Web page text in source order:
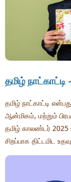
தமிழ்
தமிழ் நாட்காட்டி
ஆன்மிகம், மற்றும்
தமிழ் காலண்டர்
சிறப்பாக திட்டமிட